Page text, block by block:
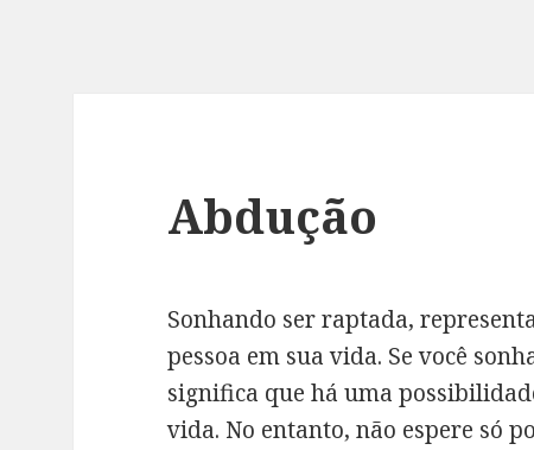
Abdução
Sonhando ser raptada,
pessoa em sua vida. Se você
significa que há uma
vida. No entanto, não espere só